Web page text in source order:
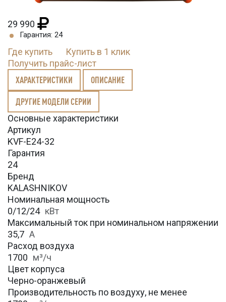
29 990
Гарантия: 24
Где купить
Купить в 1 клик
Получить прайс-лист
ХАРАКТЕРИСТИКИ ОПИСАНИЕ
ДРУГИЕ МОДЕЛИ СЕРИИ
Основные характеристики
Артикул
KVF-E24-32
Гарантия
24
Бренд
KALASHNIKOV
Номинальная мощность
0/12/24 кВт
Максимальный ток при номинальном напряжении
35,7 А
Расход воздуха
1700 м³/ч
Цвет корпуса
Черно-оранжевый
Производительность по воздуху, не менее